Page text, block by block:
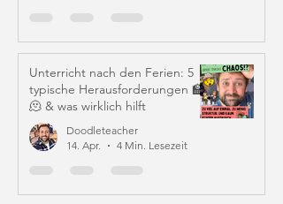
Unterricht nach den Ferien: 5
typische Herausforderungen 🏫
🫠 & was wirklich hilft
Doodleteacher
14. Apr.
4 Min. Lesezeit